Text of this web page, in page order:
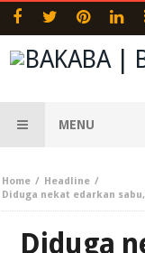
MENU
Home
Headline
Diduga nekat edarkan
Diduga